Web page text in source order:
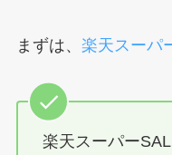
まずは、 楽天スーパ
楽天スーパー